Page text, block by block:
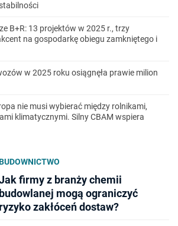
B+R: 13 projektów w 2025 r., trzy
na gospodarkę obiegu zamkniętego i
w 2025 roku osiągnęła prawie milion
nie musi wybierać między rolnikami,
klimatycznymi. Silny CBAM wspiera
firmy z branży chemii
budowlanej mogą ograniczyć
ryzyko zakłóceń dostaw?